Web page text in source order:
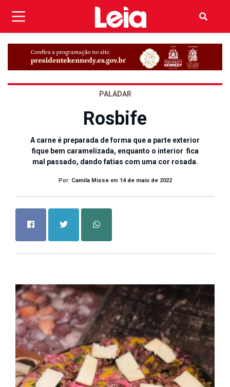
PALADAR
Rosbife
A carne é preparada de forma que a parte exterior
fique bem caramelizada, enquanto o interior fica
mal passado, dando fatias com uma cor rosada.
Por: Camila Misseem 14 de maio de 2022